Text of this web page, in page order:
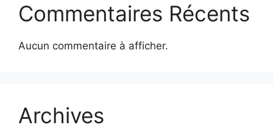
Commentaires Récents
Aucun commentaire à afficher.
Archives